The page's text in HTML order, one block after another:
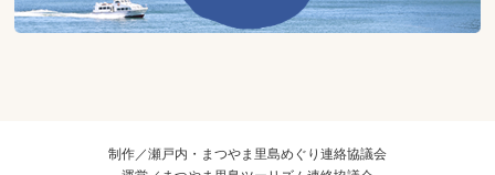
制作／瀬戸内・まつやま里島めぐり連絡協議会